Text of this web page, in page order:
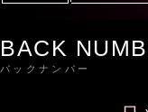
BACK
バックナンバー